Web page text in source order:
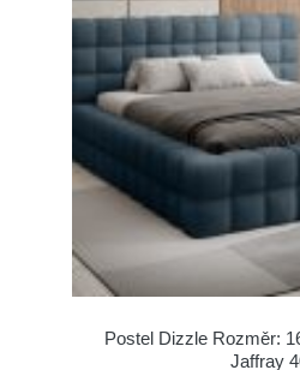
Postel Dizzle Rozměr:
Jaffray